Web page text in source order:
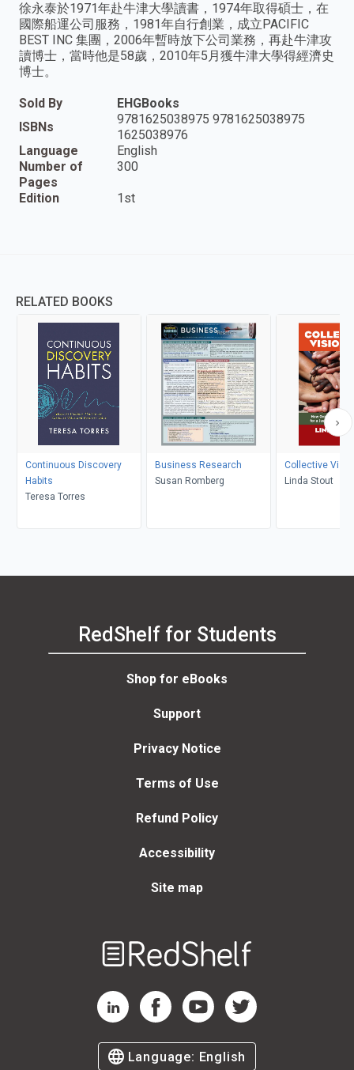
徐永泰於1971年赴牛津大學讀書，1974年取得碩士，在
國際船運公司服務，1981年自行創業，成立PACIFIC
BEST INC 集團，2006年暫時放下公司業務，再赴牛津攻
讀博士，當時他是58歲，2010年5月獲牛津大學得經濟史
博士。
Sold By
EHGBooks
ISBNs
9781625038975 9781625038975
1625038976
Language
English
Number of
Pages
300
Edition 1st
RELATED BOOKS
Continuous Discovery
Habits
Teresa Torres
Business Research
Susan Romberg
Collective
Linda Stout
RedShelf for Students
Shop for eBooks
Support
Privacy Notice
Terms of Use
Refund Policy
Accessibility
Site map
RedShelf LinkedIn Page
RedShelf Facebook Page
RedShelf YouTube Page
RedShelf Twitter Page
Language: English